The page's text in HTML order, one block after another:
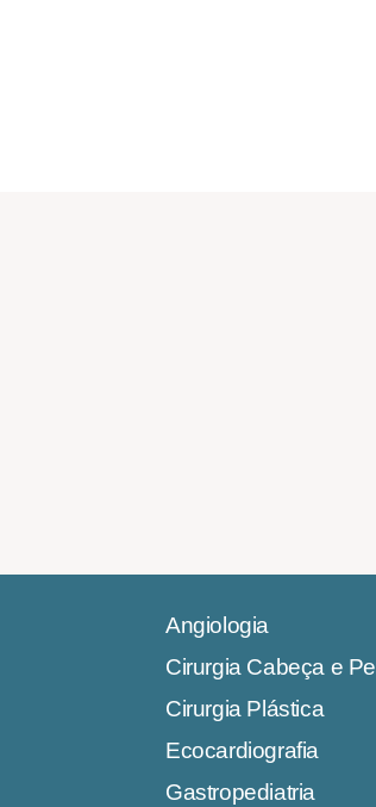
Angiologia
Cirurgia Cabeça e
Cirurgia Plástica
Ecocardiografia
Gastropediatria